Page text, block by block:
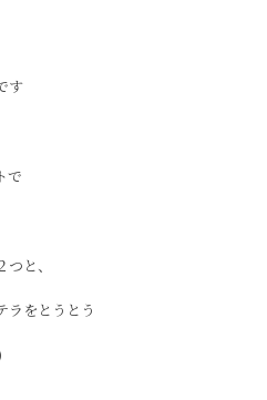
す
で
と、
ラをとうとう